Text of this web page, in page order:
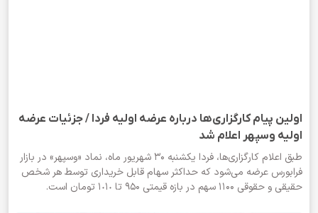
اولین پیام کارگزاری‌ها درباره عرضه اولیه فردا / جزئیات عرضه
اولیه وسپهر اعلام شد
طبق اعلام کارگزاری‌ها، فردا یکشنبه ۳۰ شهریور ماه، نماد «وسپهر» در بازار
فرابورس عرضه می‌شود که حداکثر سهام قابل خریداری توسط هر شخص
حقیقی و حقوقی ۱۱۰۰ سهم در بازه قیمتی ۹۵۰ تا ١٠١٠ تومان است.